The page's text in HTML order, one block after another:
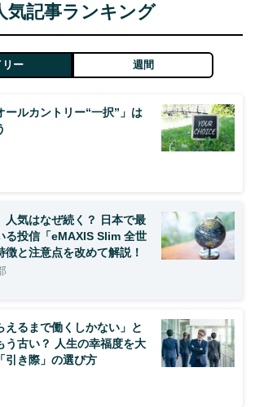
気記事ランキング
リー 週間
ールカントリー“一択”」は
人気はなぜ続く？ 日本で最
る投信「eMAXIS Slim 全世
徴と注意点を改めて解説！
えるまで働くしかない」と
う古い？ 人生の幸福度を大
引き際」の選び方